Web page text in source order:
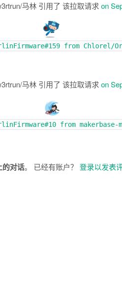
马林 引用了 该拉取请求on
from Chlorel/
马林 引用了 该拉取请求on
from makerbase-
对话。 已经有账户？ 登录以发表